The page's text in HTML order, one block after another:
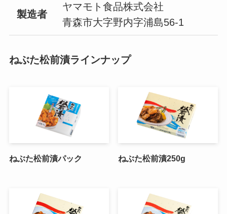
製造者
ヤマモト食品株式会社
青森市大字野内字浦島56-1
ねぶた松前漬ラインナップ
ねぶた松前漬パック ねぶた松前漬250g